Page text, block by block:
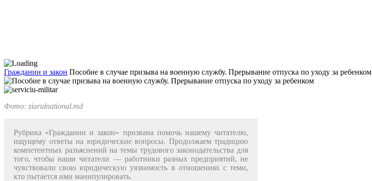
Гражданин и закон Пособие в случае призыва на военную службу. Прерывание отпуска по уходу за ребенком
Фото: ziarulnational.md
Рубрика «Гражданин и закон» при­звана помочь нашему читателю,
ищущему ответы на юридические во­просы. Продолжаем традицию
ком­петентных разъяснений на темы тру­дового законодатель­ства для
того, чтобы наши читатели — работники разных предприятий, не
чувствовали свою юридическую уязвимость в отношениях с теми,
кто пытается ими манипу­лировать.